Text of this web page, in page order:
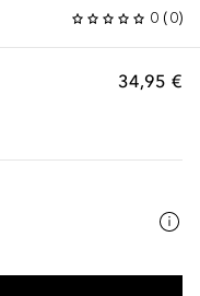
0 (0)
34,95 €